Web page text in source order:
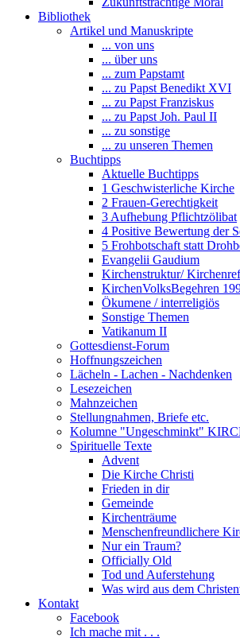
Bibliothek
Artikel und Manuskripte
... von uns
... über uns
... zum Papstamt
... zu Papst Benedikt XVI
... zu Papst Franziskus
... zu Papst Joh. Paul II
... zu sonstige
... zu unseren Themen
Buchtipps
Aktuelle Buchtipps
1 Geschwisterliche Kirche
2 Frauen-Gerechtigkeit
3 Aufhebung Pflichtzölibat
4 Positive Bewertung der
5 Frohbotschaft statt
Evangelii Gaudium
Kirchenstruktur/
KirchenVolksBegehren
Ökumene / interreligiös
Sonstige Themen
Vatikanum II
Gottesdienst-Forum
Hoffnungszeichen
Lächeln - Lachen - Nachdenken
Lesezeichen
Mahnzeichen
Stellungnahmen, Briefe etc.
Kolumne "Ungeschminkt"
Spirituelle Texte
Advent
Die Kirche Christi
Frieden in dir
Gemeinde
Kirchenträume
Menschenfreundlichere
Nur ein Traum?
Officially Old
Tod und Auferstehung
Was wird aus dem
Kontakt
Facebook
Ich mache mit . . .